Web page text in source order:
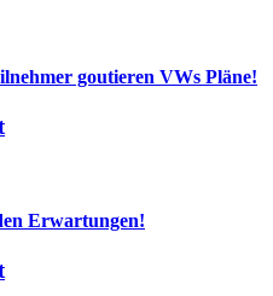
goutieren VWs Pläne!
Erwartungen!